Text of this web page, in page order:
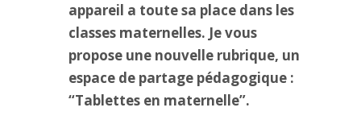
appareil a toute sa place dans les
classes maternelles. Je vous
propose une nouvelle rubrique, un
espace de partage pédagogique :
“Tablettes en maternelle”.